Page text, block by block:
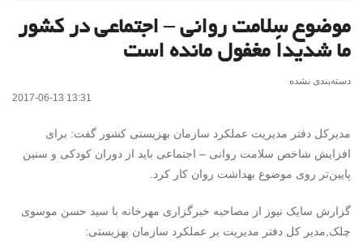
موضوع سلامت روانی – اجتماعی در کشور
ما شدیداً مغفول مانده است
دسته‌بندی نشده
2017-06-13 13:31
مدیرکل دفتر مدیریت عملکرد سازمان بهزیستی کشور گفت: برای
افزایش شاخص سلامت روانی – اجتماعی باید از دوران کودکی و سنین
پایین‌تر روی موضوع بهداشت روان کار کرد.
گزارش سایک نیوز از مصاحبه خبرگزاری مهرخانه با سید حسن موسوی
چلک,مدیر کل دفتر مدیریت بر عملکرد سازمان بهزیستی: